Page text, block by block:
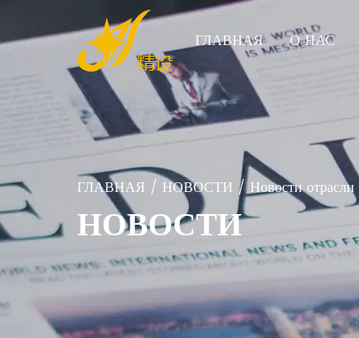
ГЛАВНАЯ О НАС
ГЛАВНАЯ / НОВОСТИ /Новости отрасли
НОВОСТИ